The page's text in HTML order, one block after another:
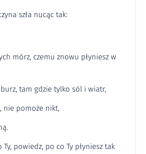
szła nucąc tak:
mórz, czemu znowu płyniesz w
tam gdzie tylko sól i wiatr,
nie pomoże nikt,
Ty, powiedz, po co Ty płyniesz tak